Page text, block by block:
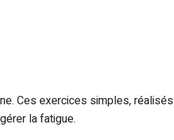
Ces exercices simples, réalisés
la fatigue.